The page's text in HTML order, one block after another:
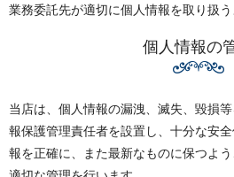
業務委託先が適切に個人情報を取り扱う
個人情報の
当店は、個人情報の漏洩、滅失、毀損
報保護管理責任者を設置し、十分な安
報を正確に、また最新なものに保つよ